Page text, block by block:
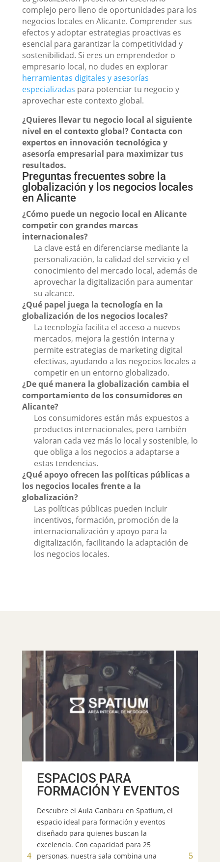
complejo pero lleno de oportunidades para los
negocios locales en Alicante. Comprender sus
efectos y adoptar estrategias proactivas es
esencial para garantizar la competitividad y
sostenibilidad. Si eres un emprendedor o
empresario local, no dudes en explorar
herramientas digitales y asesorías
especializadas para potenciar tu negocio y
aprovechar este contexto global.
¿Quieres llevar tu negocio local al siguiente
nivel en el contexto global? Contacta con
expertos en innovación tecnológica y
asesoría empresarial para maximizar tus
resultados.
Preguntas frecuentes sobre la
globalización y los negocios locales
en Alicante
¿Cómo puede un negocio local en Alicante
competir con grandes marcas
internacionales?
La clave está en diferenciarse mediante la
personalización, la calidad del servicio y el
conocimiento del mercado local, además de
aprovechar la digitalización para aumentar
su alcance.
¿Qué papel juega la tecnología en la
globalización de los negocios locales?
La tecnología facilita el acceso a nuevos
mercados, mejora la gestión interna y
permite estrategias de marketing digital
efectivas, ayudando a los negocios locales a
competir en un entorno globalizado.
¿De qué manera la globalización cambia el
comportamiento de los consumidores en
Alicante?
Los consumidores están más expuestos a
productos internacionales, pero también
valoran cada vez más lo local y sostenible, lo
que obliga a los negocios a adaptarse a
estas tendencias.
¿Qué apoyo ofrecen las políticas públicas a
los negocios locales frente a la
globalización?
Las políticas públicas pueden incluir
incentivos, formación, promoción de la
internacionalización y apoyo para la
digitalización, facilitando la adaptación de
los negocios locales.
ESPACIOS PARA
FORMACIÓN Y EVENTOS
Descubre el Aula Ganbaru en Spatium, el
espacio ideal para formación y eventos
diseñado para quienes buscan la
excelencia. Con capacidad para 25
personas, nuestra sala combina una